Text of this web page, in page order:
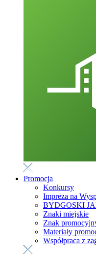
Promocja
Konkursy
Impreza na
BYDGOSKI
Znaki miejskie
Znak
Materiały
Współpraca z